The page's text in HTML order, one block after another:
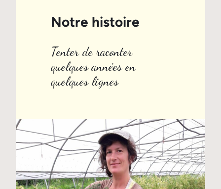
Notre histoire
Tenter de raconter
quelques années en
quelques lignes